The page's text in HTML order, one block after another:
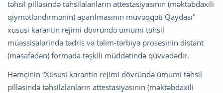
təhsil pilləsində təhsilalanların attestasiyasının (məktəbdaxili
qiymətləndirmənin) aparılmasının müvəqqəti Qaydası"
xüsusi karantin rejimi dövründə ümumi təhsil
müəssisələrində tədris və təlim-tərbiyə prosesinin distant
(məsafədən) formada təşkili müddətində qüvvədədir.
Həmçinin “Xüsusi karantin rejimi dövründə ümumi təhsil
pilləsində təhsilalanların attestasiyasının (məktəbdaxili